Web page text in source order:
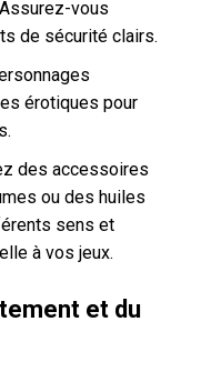
vous
de sécurité clairs.
érotiques pour
des accessoires
ou des huiles
sens et
à vos jeux.
et du